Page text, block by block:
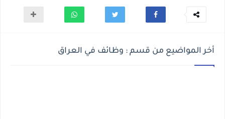
أخر المواضيع من قسم : وظائف في العراق